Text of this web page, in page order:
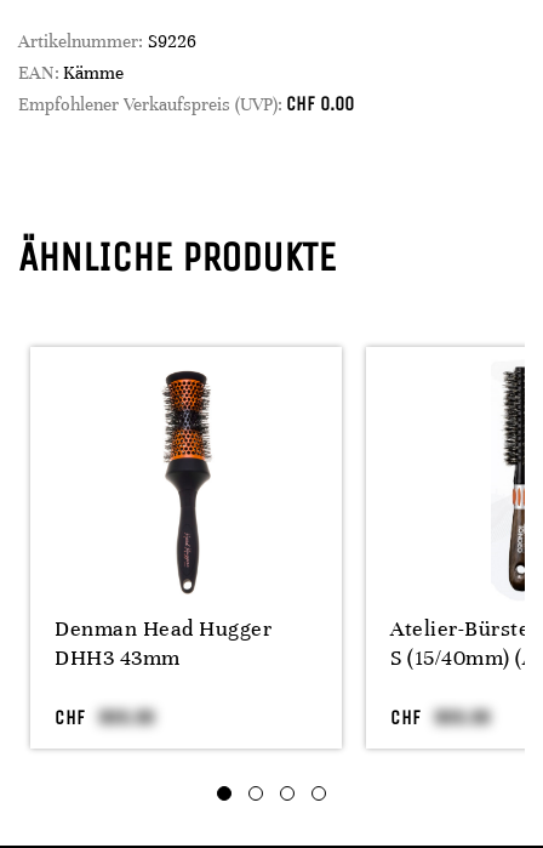
Artikelnummer: S9226
EAN: Kämme
Empfohlener Verkaufspreis (UVP): CHF 0.00
ÄHNLICHE PRODUKTE
Denman Head Hugger
DHH3 43mm
CHF
Atelier-Bürste
S (15/40mm) (A)
CHF